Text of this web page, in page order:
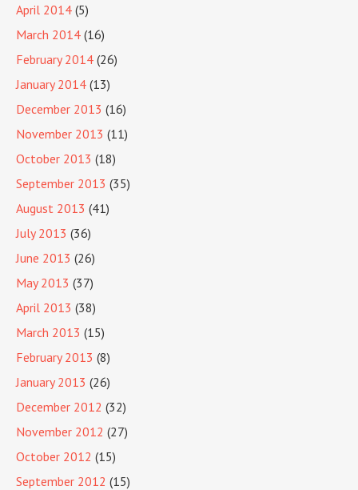
April 2014 (5)
March 2014 (16)
February 2014 (26)
January 2014 (13)
December 2013 (16)
November 2013 (11)
October 2013 (18)
September 2013 (35)
August 2013 (41)
July 2013 (36)
June 2013 (26)
May 2013 (37)
April 2013 (38)
March 2013 (15)
February 2013 (8)
January 2013 (26)
December 2012 (32)
November 2012 (27)
October 2012 (15)
September 2012 (15)